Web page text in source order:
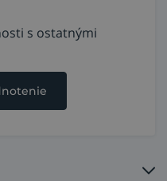
s ostatnými